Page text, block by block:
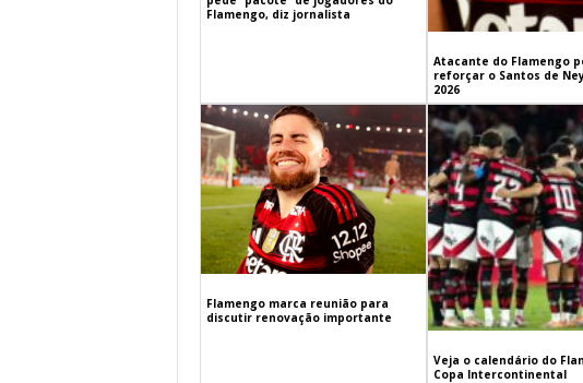
Flamengo, diz jornalista
Atacante do Flamengo
reforçar o Santos de
2026
Flamengo marca reunião para
discutir renovação importante
Veja o calendário do
Copa Intercontinental